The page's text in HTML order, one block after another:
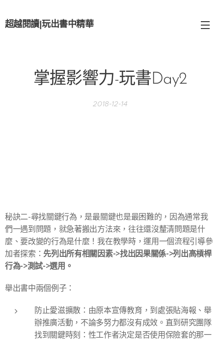
超越閱讀|玩出書中精華
掌握影響力-玩書Day2
2018-12-14
秘訣二-尋找關鍵行為，是最關鍵也是最困難的，因為通常我
們一遇到問題，就急著搬出方法來，往往還沒釐清問題是什
麼、要改變的行為是什麼！我在教學時，運用一個流程引導參
加者探索： 先列出所有相關因素->找出因果關係->列出高槓桿
行為->測試->選用。
舉出書中兩個例子：
防止愛滋擴散：由原本宣傳教育，到處張貼海報、舉
辦推廣活動，不論多努力都沒有成效。直到研究團隊
找到關鍵時刻：性工作者決定是否使用保險套的那一